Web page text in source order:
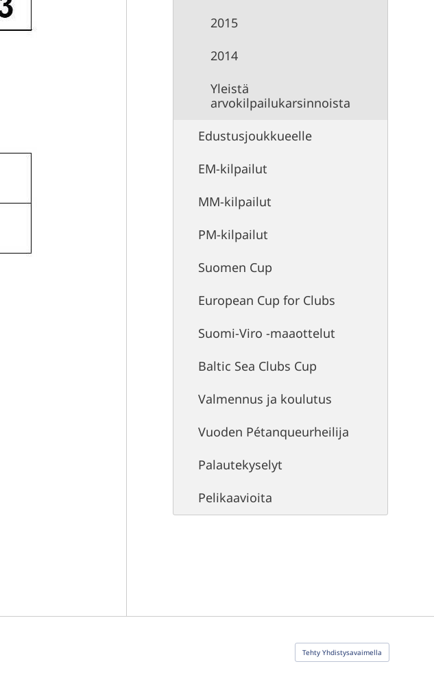
2015
2014
Yleistä
arvokilpailukarsinnoista
Edustusjoukkueelle
EM-kilpailut
MM-kilpailut
PM-kilpailut
Suomen Cup
European Cup for Clubs
Suomi-Viro -maaottelut
Baltic Sea Clubs Cup
Valmennus ja koulutus
Vuoden Pétanqueurheilija
Palautekyselyt
Pelikaavioita
Tehty Yhdistysavaimella